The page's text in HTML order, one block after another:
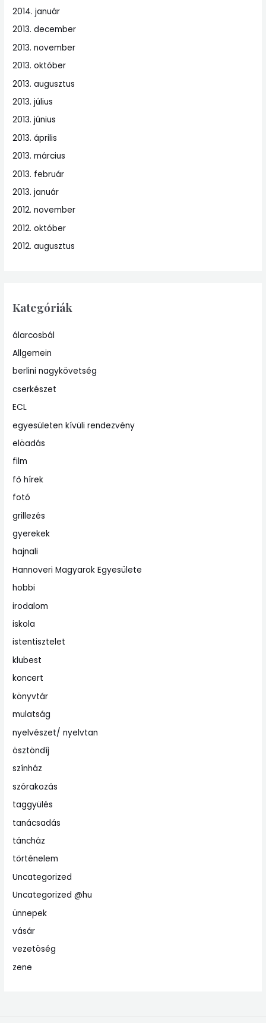
2014. január
2013. december
2013. november
2013. október
2013. augusztus
2013. július
2013. június
2013. április
2013. március
2013. február
2013. január
2012. november
2012. október
2012. augusztus
Kategóriák
álarcosbál
Allgemein
berlini nagykövetség
cserkészet
ECL
egyesületen kívüli rendezvény
elöadás
film
fő hírek
fotó
grillezés
gyerekek
hajnali
Hannoveri Magyarok Egyesülete
hobbi
irodalom
iskola
istentisztelet
klubest
koncert
könyvtár
mulatság
nyelvészet/ nyelvtan
ösztöndíj
színház
szórakozás
taggyülés
tanácsadás
táncház
történelem
Uncategorized
Uncategorized @hu
ünnepek
vásár
vezetöség
zene